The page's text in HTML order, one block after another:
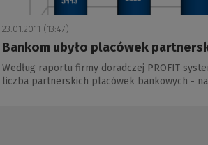
23.01.2011 (13:47)
Bankom ubyło placówek
Według raportu firmy doradczej PROFIT
liczba partnerskich placówek bankowych -